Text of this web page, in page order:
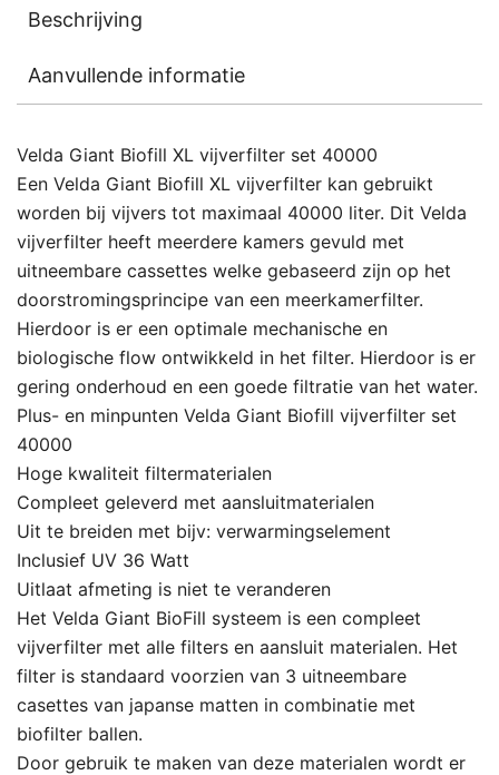
Beschrijving
Aanvullende informatie
Velda Giant Biofill XL vijverfilter set 40000
Een Velda Giant Biofill XL vijverfilter kan gebruikt
worden bij vijvers tot maximaal 40000 liter. Dit Velda
vijverfilter heeft meerdere kamers gevuld met
uitneembare cassettes welke gebaseerd zijn op het
doorstromingsprincipe van een meerkamerfilter.
Hierdoor is er een optimale mechanische en
biologische flow ontwikkeld in het filter. Hierdoor is er
gering onderhoud en een goede filtratie van het water.
Plus- en minpunten Velda Giant Biofill vijverfilter set
40000
Hoge kwaliteit filtermaterialen
Compleet geleverd met aansluitmaterialen
Uit te breiden met bijv: verwarmingselement
Inclusief UV 36 Watt
Uitlaat afmeting is niet te veranderen
Het Velda Giant BioFill systeem is een compleet
vijverfilter met alle filters en aansluit materialen. Het
filter is standaard voorzien van 3 uitneembare
casettes van japanse matten in combinatie met
biofilter ballen.
Door gebruik te maken van deze materialen wordt er